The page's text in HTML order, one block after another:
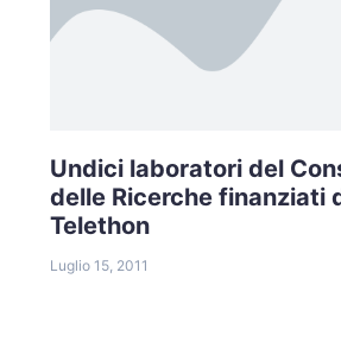
Undici laboratori del
delle Ricerche finanziati
Telethon
Luglio 15, 2011